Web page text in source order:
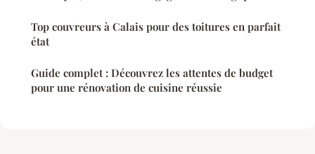
Top couvreurs à Calais pour des toitures en parfait
état
Guide complet : Découvrez les attentes de budget
pour une rénovation de cuisine réussie